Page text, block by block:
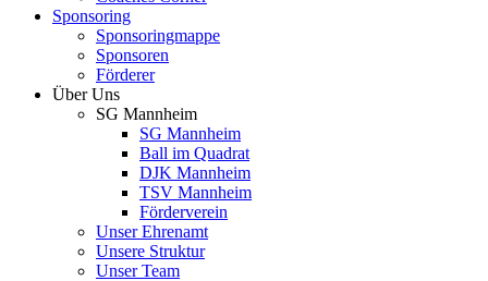
Sponsoring
Sponsoringmappe
Sponsoren
Förderer
Über Uns
SG Mannheim
SG Mannheim
Ball im Quadrat
DJK Mannheim
TSV Mannheim
Förderverein
Unser Ehrenamt
Unsere Struktur
Unser Team